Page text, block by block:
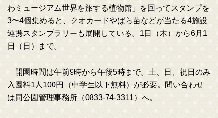
わミュージアム世界を旅する植物館」を回ってスタンプを
3〜4個集めると、クオカードやばら苗などが当たる4施設
連携スタンプラリーも展開している。1日（木）から6月1
日（日）まで。
開園時間は午前9時から午後5時まで。土、日、祝日のみ
入園料1人100円（中学生以下無料）が必要。問い合わせ
は同公園管理事務所（0833-74-3311）へ。